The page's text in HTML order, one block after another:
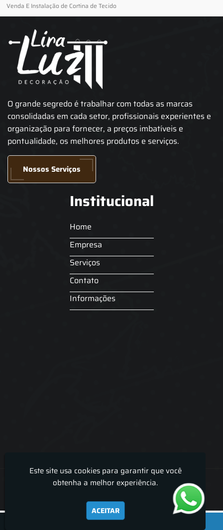
Venda E Instalação de Cortina de Tecido
O grande segredo é trabalhar com todas as marcas
consolidadas em cada setor, profissionais experientes e
organização para fornecer, a preços imbatíveis e
pontualidade, os melhores produtos e serviços.
Nossos Serviços
Institucional
Home
Empresa
Serviços
Contato
Informações
Lira Luz Decor - Cortinas sob medidas e persianas
Este site usa cookies para garantir que você
obtenha a melhor experiência.
ACEITAR